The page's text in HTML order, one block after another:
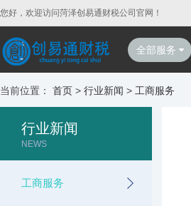
您好，欢迎访问菏泽创易通财税公司官网！
全部服务
当前位置： 首页 > 行业新闻 > 工商服务
行业新闻
NEWS
工商服务